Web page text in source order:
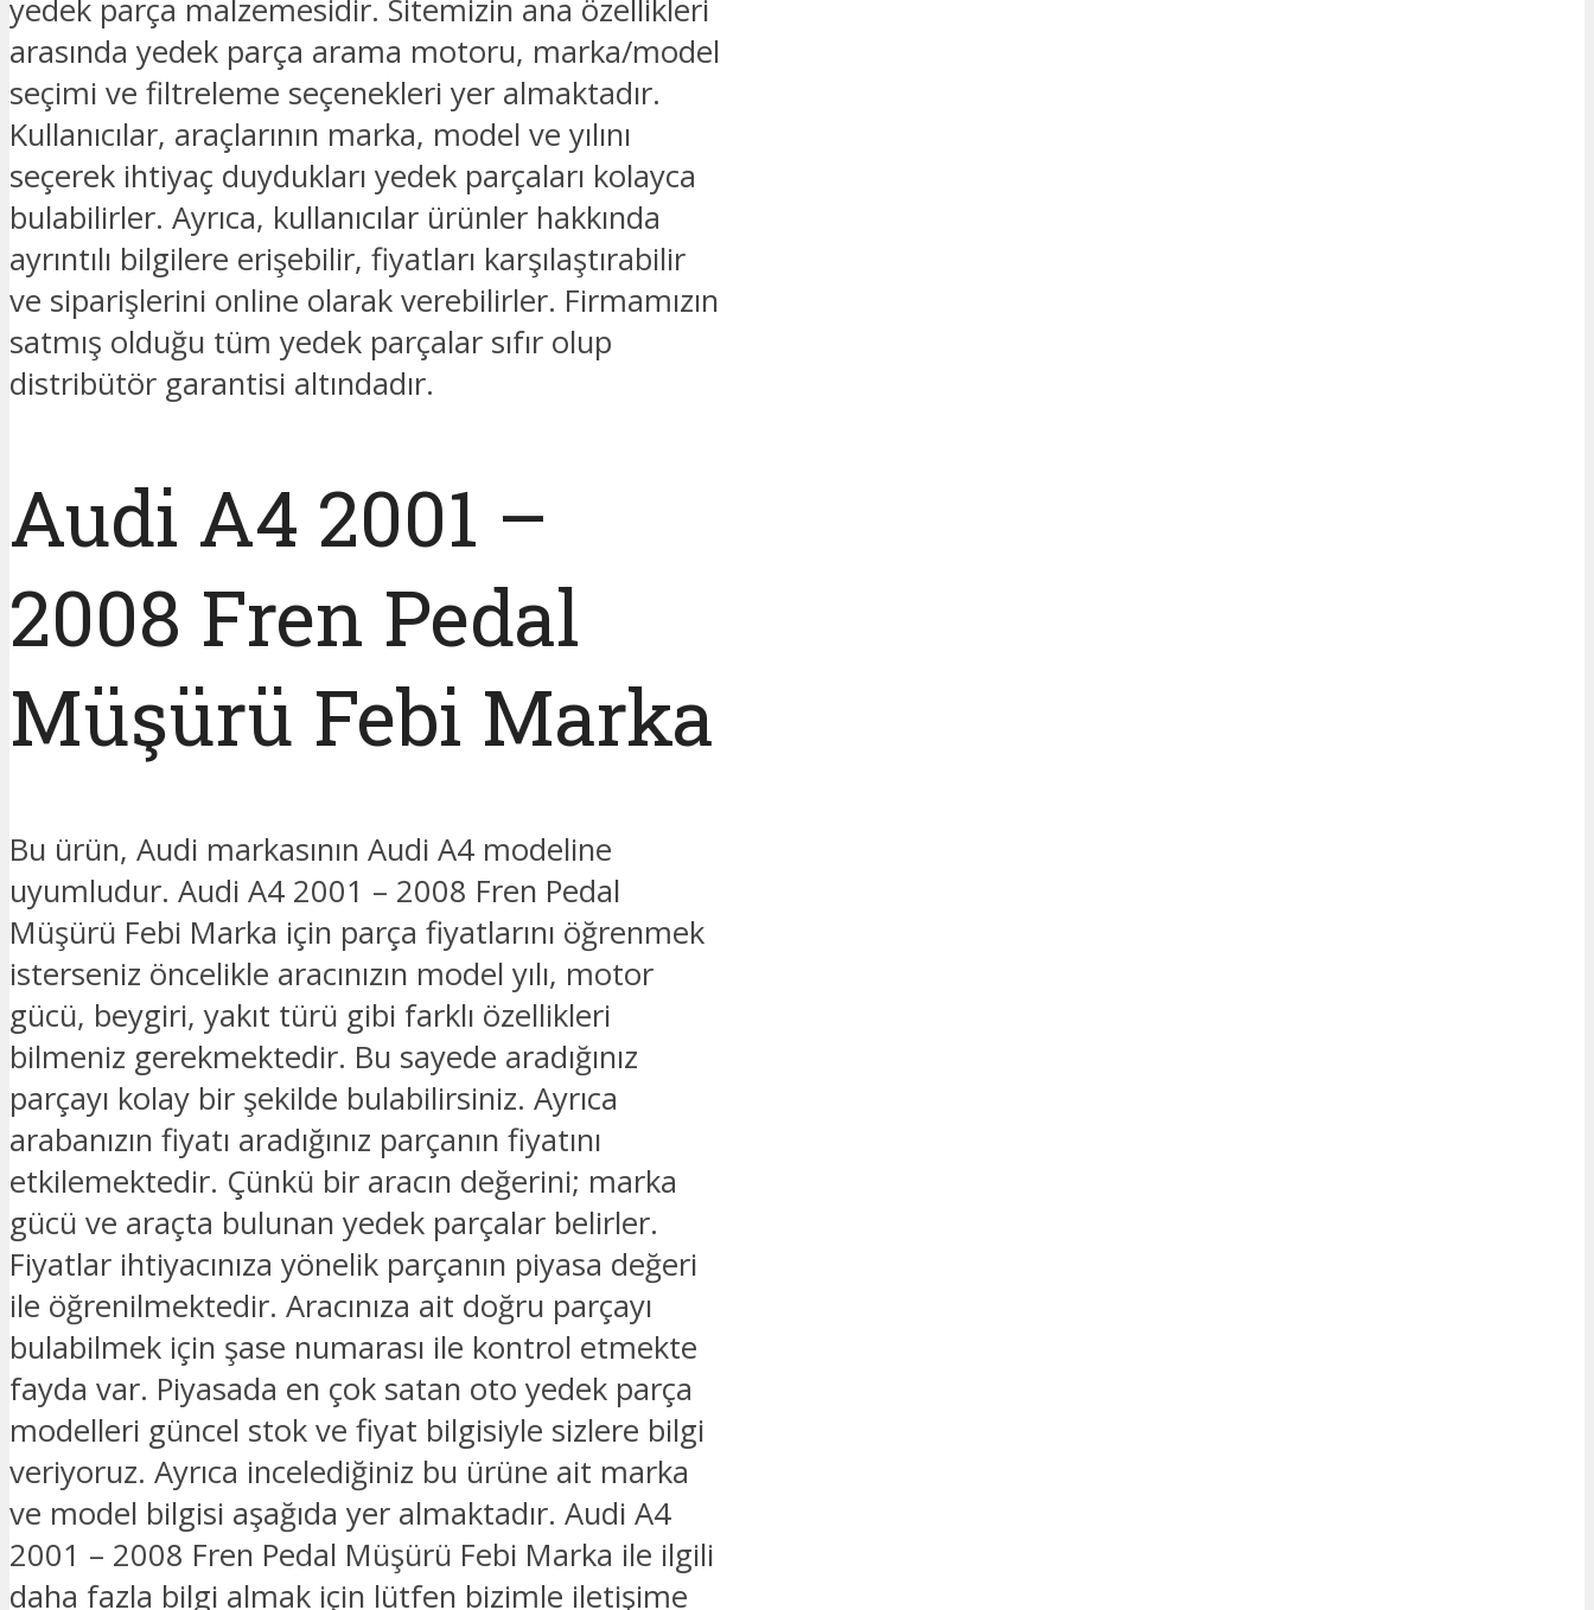
yedek parça malzemesidir. Sitemizin ana özellikleri
arasında yedek parça arama motoru, marka/model
seçimi ve filtreleme seçenekleri yer almaktadır.
Kullanıcılar, araçlarının marka, model ve yılını
seçerek ihtiyaç duydukları yedek parçaları kolayca
bulabilirler. Ayrıca, kullanıcılar ürünler hakkında
ayrıntılı bilgilere erişebilir, fiyatları karşılaştırabilir
ve siparişlerini online olarak verebilirler. Firmamızın
satmış olduğu tüm yedek parçalar sıfır olup
distribütör garantisi altındadır.
Audi A4 2001 –
2008 Fren Pedal
Müşürü Febi Marka
Bu ürün, Audi markasının Audi A4 modeline
uyumludur. Audi A4 2001 – 2008 Fren Pedal
Müşürü Febi Marka için parça fiyatlarını öğrenmek
isterseniz öncelikle aracınızın model yılı, motor
gücü, beygiri, yakıt türü gibi farklı özellikleri
bilmeniz gerekmektedir. Bu sayede aradığınız
parçayı kolay bir şekilde bulabilirsiniz. Ayrıca
arabanızın fiyatı aradığınız parçanın fiyatını
etkilemektedir. Çünkü bir aracın değerini; marka
gücü ve araçta bulunan yedek parçalar belirler.
Fiyatlar ihtiyacınıza yönelik parçanın piyasa değeri
ile öğrenilmektedir. Aracınıza ait doğru parçayı
bulabilmek için şase numarası ile kontrol etmekte
fayda var. Piyasada en çok satan oto yedek parça
modelleri güncel stok ve fiyat bilgisiyle sizlere bilgi
veriyoruz. Ayrıca incelediğiniz bu ürüne ait marka
ve model bilgisi aşağıda yer almaktadır. Audi A4
2001 – 2008 Fren Pedal Müşürü Febi Marka ile ilgili
daha fazla bilgi almak için lütfen bizimle iletişime